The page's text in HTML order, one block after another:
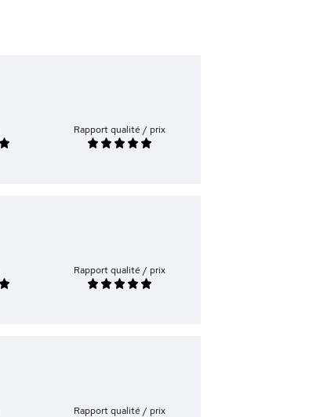
Rapport qualité / prix
Rapport qualité / prix
Rapport qualité / prix